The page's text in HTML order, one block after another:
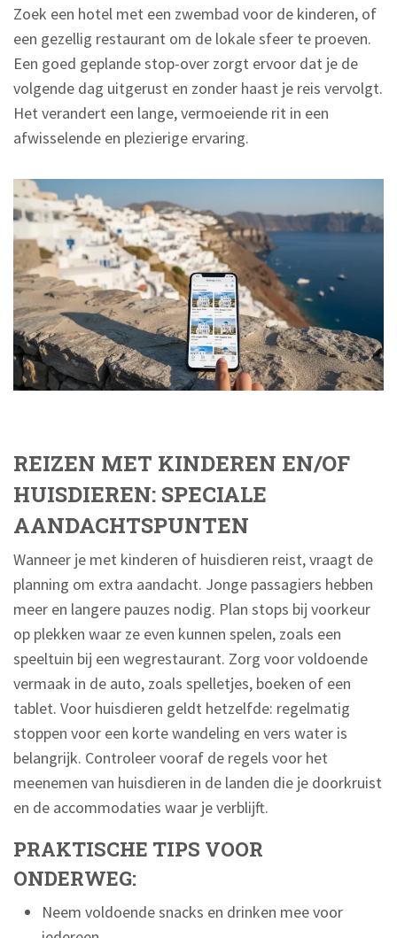
Zoek een hotel met een zwembad voor de kinderen, of
een gezellig restaurant om de lokale sfeer te proeven.
Een goed geplande stop-over zorgt ervoor dat je de
volgende dag uitgerust en zonder haast je reis vervolgt.
Het verandert een lange, vermoeiende rit in een
afwisselende en plezierige ervaring.
REIZEN MET KINDEREN EN/OF
HUISDIEREN: SPECIALE
AANDACHTSPUNTEN
Wanneer je met kinderen of huisdieren reist, vraagt de
planning om extra aandacht. Jonge passagiers hebben
meer en langere pauzes nodig. Plan stops bij voorkeur
op plekken waar ze even kunnen spelen, zoals een
speeltuin bij een wegrestaurant. Zorg voor voldoende
vermaak in de auto, zoals spelletjes, boeken of een
tablet. Voor huisdieren geldt hetzelfde: regelmatig
stoppen voor een korte wandeling en vers water is
belangrijk. Controleer vooraf de regels voor het
meenemen van huisdieren in de landen die je doorkruist
en de accommodaties waar je verblijft.
PRAKTISCHE TIPS VOOR
ONDERWEG:
Neem voldoende snacks en drinken mee voor